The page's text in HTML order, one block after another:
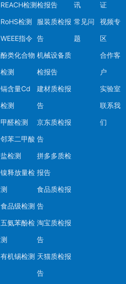
REACH检测
RoHS检测
WEEE指令
酚类化合物
检测
镉含量Cd
检测
甲醛检测
邻苯二甲酸
盐检测
镍释放量检
测
食品级检测
五氨苯酚检
测
有机锡检测
检报告
服装质检报
告
机械设备质
检报告
建材质检报
告
京东质检报
告
拼多多质检
报告
食品质检报
告
淘宝质检报
告
天猫质检报
告
讯
常见问
题
证
视频专
区
合作客
户
实验室
联系我
们